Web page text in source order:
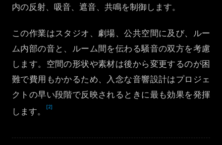
内の反射、吸音、遮音、共鳴を制御します。
この作業はスタジオ、劇場、公共空間に及び、ルー
ム内部の音と、ルーム間を伝わる騒音の双方を考慮
します。空間の形状や素材は後から変更するのが困
難で費用もかかるため、入念な音響設計はプロジェ
クトの早い段階で反映されるときに最も効果を発揮
します。
[2]
한국어